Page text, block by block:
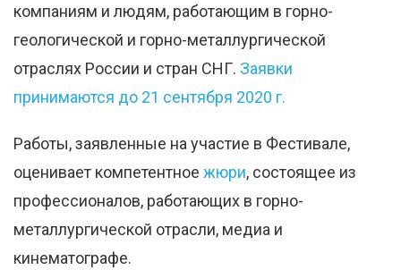
компаниям и людям, работающим в горно-
геологической и горно-металлургической
отраслях России и стран СНГ. Заявки
принимаются до 21 сентября 2020 г.
Работы, заявленные на участие в Фестивале,
оценивает компетентное жюри, состоящее из
профессионалов, работающих в горно-
металлургической отрасли, медиа и
кинематографе.